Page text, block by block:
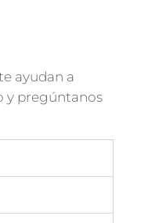
ayudan a
y pregúntanos